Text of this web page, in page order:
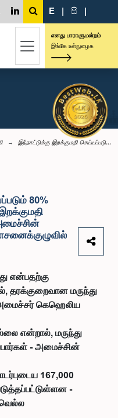
E | සි |
எனது பாராளுமன்றம்
இங்கே உள்நுழைக
இந்நாட்டுக்கு இறக்குமதி செய்யப்படு...
80%
என்பதற்கு
மருந்து
அமைச்சர் கெஹெலிய
என்றால், மருந்து
- அமைச்சின்
167,000
-